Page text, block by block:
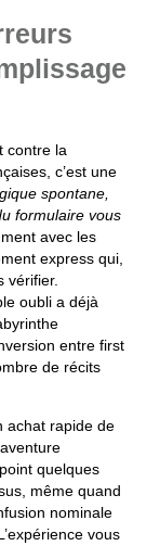
contre la
c’est une
spontane,
formulaire vous
avec les
express qui,
vérifier.
oubli a déjà
entre first
de récits
achat rapide de
quelques
même quand
nominale
vous